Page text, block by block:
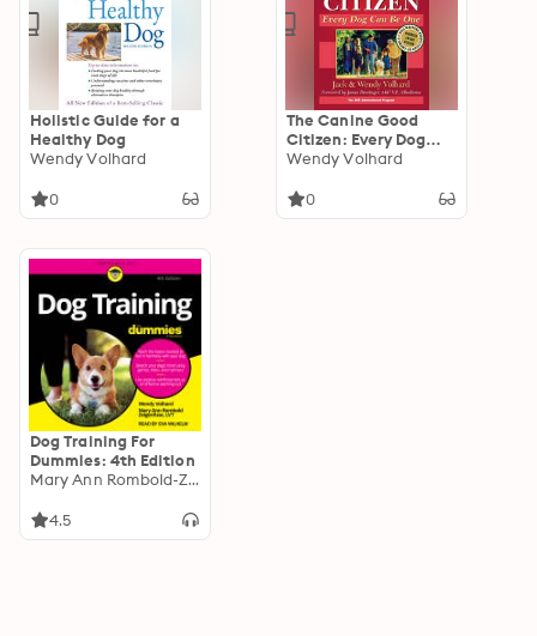
Holistic Guide for a
Healthy Dog
Wendy Volhard
0
The Canine Good
Citizen: Every Dog
Can Be One
Wendy Volhard
0
Dog Training For
Dummies: 4th Edition
Mary Ann Rombold-Zeigenfuse
4.5